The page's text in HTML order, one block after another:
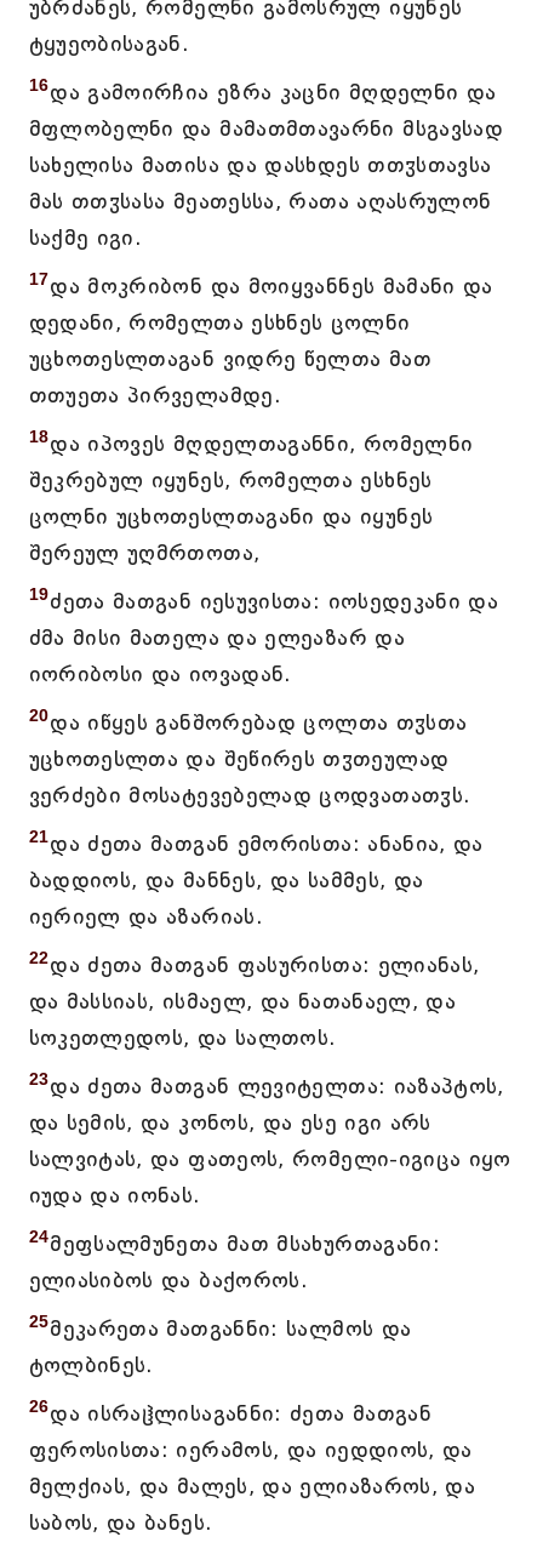
უბრძანეს, რომელნი გამოსრულ იყუნეს
ტყუეობისაგან.
16და გამოირჩია ეზრა კაცნი მღდელნი და
მფლობელნი და მამათმთავარნი მსგავსად
სახელისა მათისა და დასხდეს თთჳსთავსა
მას თთჳსასა მეათესსა, რათა აღასრულონ
საქმე იგი.
17და მოკრიბონ და მოიყვანნეს მამანი და
დედანი, რომელთა ესხნეს ცოლნი
უცხოთესლთაგან ვიდრე წელთა მათ
თთუეთა პირველამდე.
18და იპოვეს მღდელთაგანნი, რომელნი
შეკრებულ იყუნეს, რომელთა ესხნეს
ცოლნი უცხოთესლთაგანი და იყუნეს
შერეულ უღმრთოთა,
19ძეთა მათგან იესუვისთა: იოსედეკანი და
ძმა მისი მათელა და ელეაზარ და
იორიბოსი და იოვადან.
20და იწყეს განშორებად ცოლთა თჳსთა
უცხოთესლთა და შეწირეს თჳთეულად
ვერძები მოსატევებელად ცოდვათათჳს.
21და ძეთა მათგან ემორისთა: ანანია, და
ბადდიოს, და მანნეს, და სამმეს, და
იერიელ და აზარიას.
22და ძეთა მათგან ფასურისთა: ელიანას,
და მასსიას, ისმაელ, და ნათანაელ, და
სოკეთლედოს, და სალთოს.
23და ძეთა მათგან ლევიტელთა: იაზაპტოს,
და სემის, და კონოს, და ესე იგი არს
სალვიტას, და ფათეოს, რომელი-იგიცა იყო
იუდა და იონას.
24მეფსალმუნეთა მათ მსახურთაგანი:
ელიასიბოს და ბაქოროს.
25მეკარეთა მათგანნი: სალმოს და
ტოლბინეს.
26და ისრაჱლისაგანნი: ძეთა მათგან
ფეროსისთა: იერამოს, და იედდიოს, და
მელქიას, და მალეს, და ელიაზაროს, და
საბოს, და ბანეს.